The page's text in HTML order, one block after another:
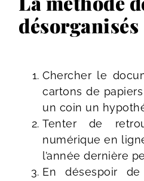
désorganisés
Chercher le
cartons de
un coin un
Tenter de
numérique en
l’année dernière
En désespoir